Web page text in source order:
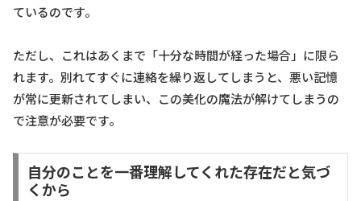
ているのです。
ただし、これはあくまで「十分な時間が経った場合」に限ら
れます。別れてすぐに連絡を繰り返してしまうと、悪い記憶
が常に更新されてしまい、この美化の魔法が解けてしまうの
で注意が必要です。
自分のことを一番理解してくれた存在だと気づ
くから